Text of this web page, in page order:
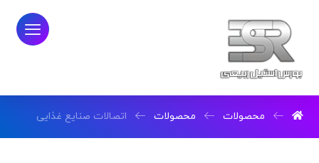
محصولات محصولات اتصالات صنایع غذایی